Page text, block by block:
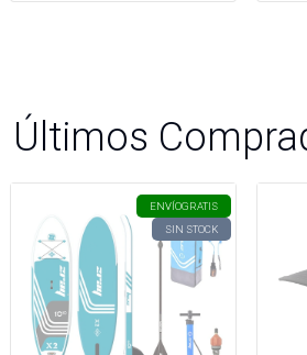
Últimos
ENVÍOGRATIS
SIN STOCK